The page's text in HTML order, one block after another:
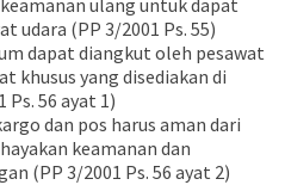
ulang untuk dapat
udara (PP 3/2001 Ps. 55)
dapat diangkut oleh pesawat
khusus yang disediakan di
Ps. 56 ayat 1)
dan pos harus aman dari
keamanan dan
(PP 3/2001 Ps. 56 ayat 2)